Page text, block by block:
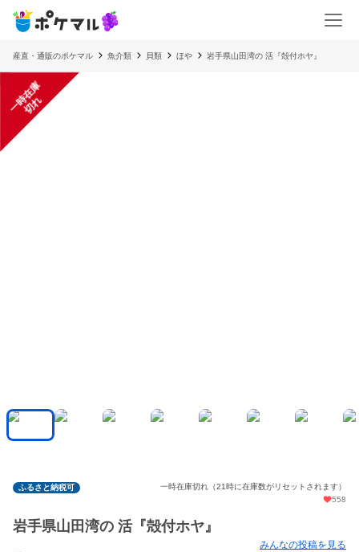
産直・通販のポケマル 魚介類 貝類 ほや 岩手県山田湾の 活『殻付ホヤ』
一
時
在
庫
切
れ
ふるさと納税可
一時在庫切れ（21時に在庫数がリセットされます）
558
岩手県山田湾の 活『殻付ホヤ』
みんなの投稿を見る